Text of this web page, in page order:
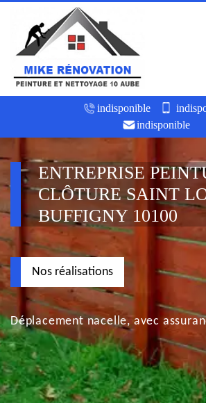
indisponible
indisponible
ENTREPRISE
CLÔTURE SAINT
BUFFIGNY 10100
Nos réalisations
Déplacement nacelle, avec